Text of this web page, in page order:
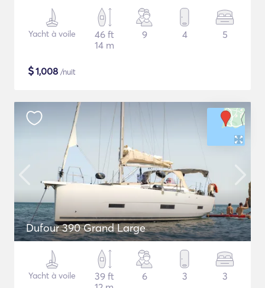
Yacht à voile
46 ft
14 m
9 4 5
$1,008 /nuit
Dufour 390 Grand Large
Yacht à voile
39 ft
6 3 3